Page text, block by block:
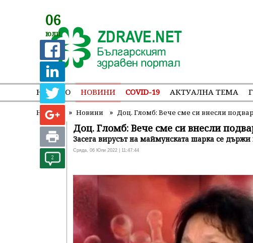
НАЧАЛО НОВИНИ COVID-19 АКТУАЛНА ТЕМА
Начало » Новини » Доц. Гломб: Вече сме си внесли
06
юли
2
Доц. Гломб: Вече сме си внесли
Засега вирусът на маймунската шарка се държи
Сряда, 06 Юли 2022 | 11:47:44